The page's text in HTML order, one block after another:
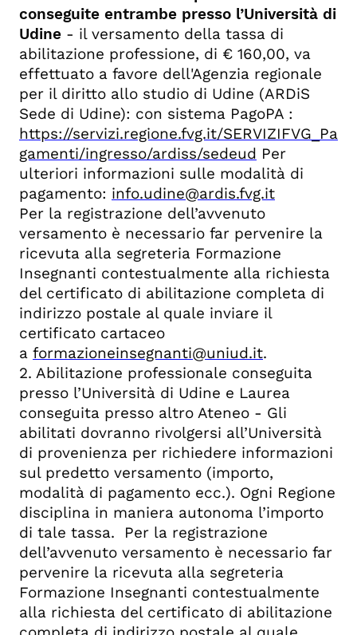
conseguite entrambe presso l’Università di
Udine - il versamento della tassa di
abilitazione professione, di € 160,00, va
effettuato a favore dell'Agenzia regionale
per il diritto allo studio di Udine (ARDiS
Sede di Udine): con sistema PagoPA :
https://servizi.regione.fvg.it/SERVIZIFVG_Pa
gamenti/ingresso/ardiss/sedeud Per
ulteriori informazioni sulle modalità di
pagamento: info.udine@ardis.fvg.it
Per la registrazione dell’avvenuto
versamento è necessario far pervenire la
ricevuta alla segreteria Formazione
Insegnanti contestualmente alla richiesta
del certificato di abilitazione completa di
indirizzo postale al quale inviare il
certificato cartaceo
a formazioneinsegnanti@uniud.it.
2. Abilitazione professionale conseguita
presso l’Università di Udine e Laurea
conseguita presso altro Ateneo - Gli
abilitati dovranno rivolgersi all’Università
di provenienza per richiedere informazioni
sul predetto versamento (importo,
modalità di pagamento ecc.). Ogni Regione
disciplina in maniera autonoma l’importo
di tale tassa. Per la registrazione
dell’avvenuto versamento è necessario far
pervenire la ricevuta alla segreteria
Formazione Insegnanti contestualmente
alla richiesta del certificato di abilitazione